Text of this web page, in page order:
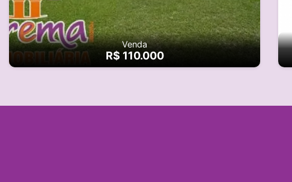
Venda
R$ 110.000